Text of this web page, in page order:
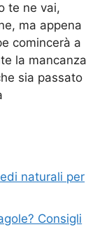
te ne vai,
ma appena
comincerà a
la mancanza
sia passato
naturali per
Consigli